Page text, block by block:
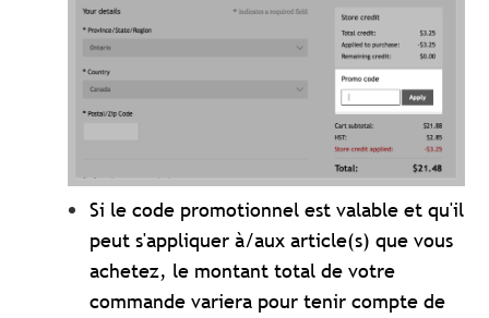
Si le code promotionnel est valable et qu'il
peut s'appliquer à/aux article(s) que vous
achetez, le montant total de votre
commande variera pour tenir compte de